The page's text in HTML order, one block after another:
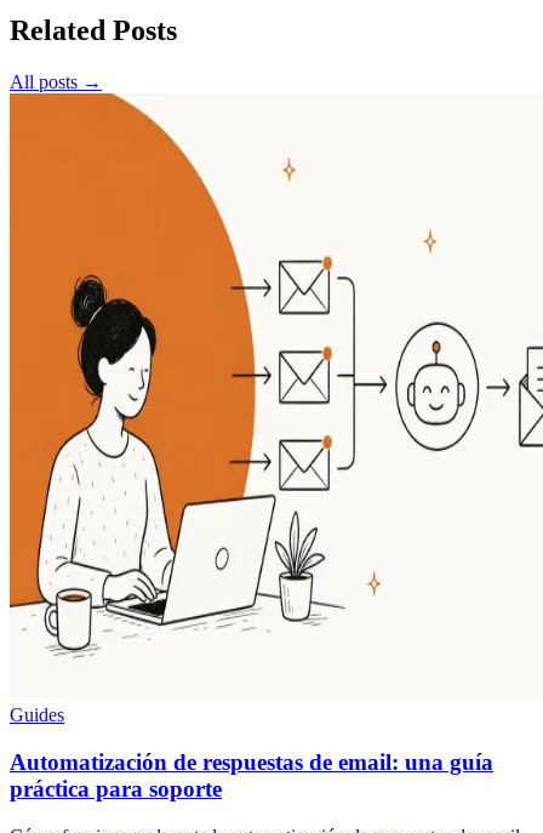
Related Posts
All posts →
Guides
Automatización de respuestas de email: una guía
práctica para soporte